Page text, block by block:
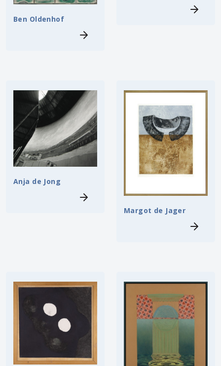
Ben Oldenhof
Anja de Jong
Margot de Jager